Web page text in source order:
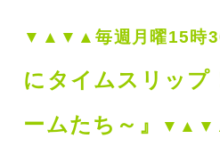
▼▲▼▲毎週月曜15時
にタイムスリップ
ームたち～』